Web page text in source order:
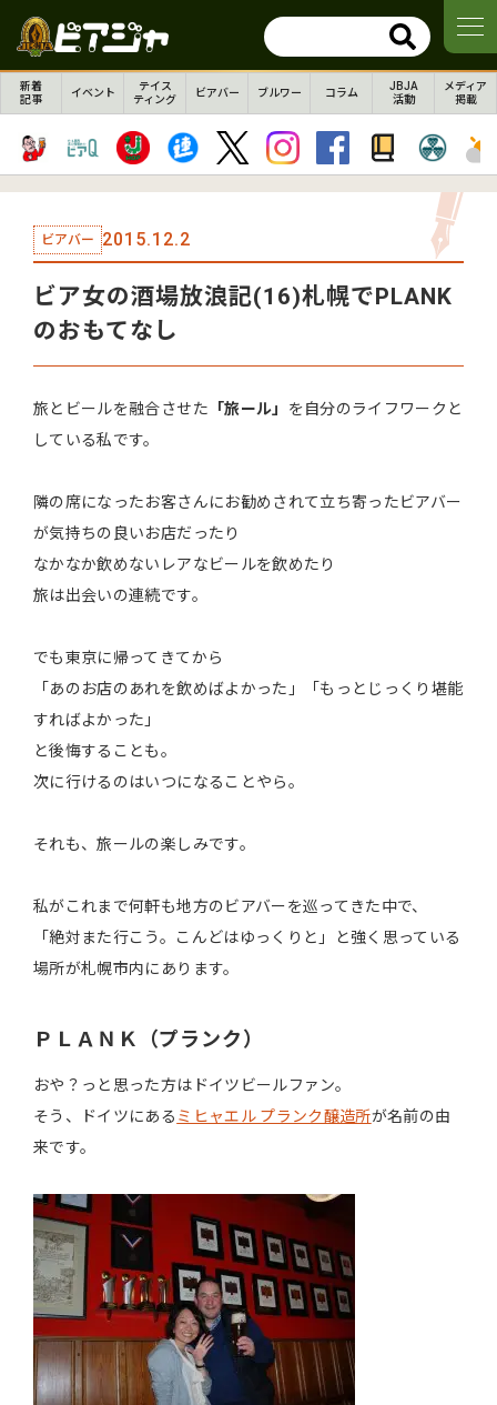
新着
記事
イベント
テイス
ティング
ビアバー ブルワー コラム
JBJA
活動
メディア
掲載
ビアバー 2015.12.2
ビア女の酒場放浪記(16)札幌でPLANK
のおもてなし
旅とビールを融合させた 「旅ール」 を自分のライフワークと
している私です。
隣の席になったお客さんにお勧めされて立ち寄ったビアバー
が気持ちの良いお店だったり
なかなか飲めないレアなビールを飲めたり
旅は出会いの連続です。
でも東京に帰ってきてから
「あのお店のあれを飲めばよかった」「もっとじっくり堪能
すればよかった」
と後悔することも。
次に行けるのはいつになることやら。
それも、旅ールの楽しみです。
私がこれまで何軒も地方のビアバーを巡ってきた中で、
「絶対また行こう。こんどはゆっくりと」と強く思っている
場所が札幌市内にあります。
ＰＬＡＮＫ（プランク）
おや？っと思った方はドイツビールファン。
そう、ドイツにある ミヒャエル プランク醸造所が名前の由
来です。